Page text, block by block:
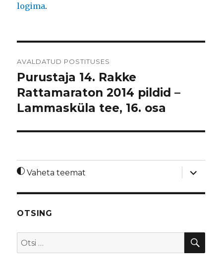
logima.
AVALDATUD POSTITUSES
Purustaja 14. Rakke
Rattamaraton 2014 pildid –
Lammasküla tee, 16. osa
Vaheta teemat
laienda
OTSING
Otsi: